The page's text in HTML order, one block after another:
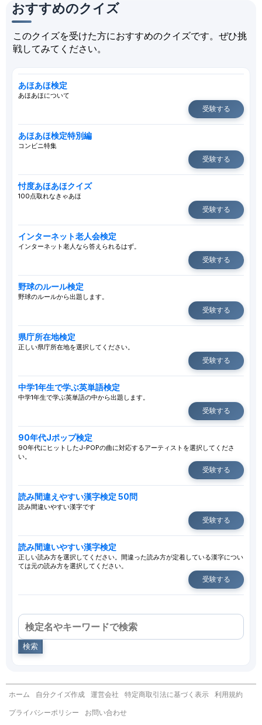
おすすめのクイズ
このクイズを受けた方におすすめのクイズです。ぜひ挑
戦してみてください。
あほあほ検定
あほあほについて
受験する
あほあほ検定特別編
コンビニ特集
受験する
忖度あほあほクイズ
100点取れなきゃあほ
受験する
インターネット老人会検定
インターネット老人なら答えられるはず。
受験する
野球のルール検定
野球のルールから出題します。
受験する
県庁所在地検定
正しい県庁所在地を選択してください。
受験する
中学1年生で学ぶ英単語検定
中学1年生で学ぶ英単語の中から出題します。
受験する
90年代Jポップ検定
90年代にヒットしたJ-POPの曲に対応するアーティストを選択してくださ
い。
受験する
読み間違えやすい漢字検定 50問
読み間違いやすい漢字です
受験する
読み間違いやすい漢字検定
正しい読み方を選択してください。間違った読み方が定着している漢字につい
ては元の読み方を選択してください。
受験する
検索
ホーム 自分クイズ作成 運営会社 特定商取引法に基づく表示 利用規約
プライバシーポリシー お問い合わせ